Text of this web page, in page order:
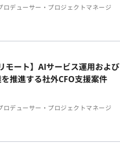
ロデューサー・プロジェクトマネージ
モート】AIサービス運用および
推進する社外CFO支援案件
ロデューサー・プロジェクトマネージ